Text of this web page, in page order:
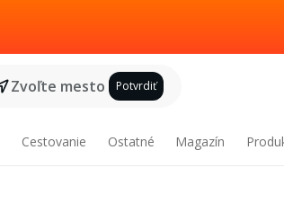
Zvoľte mesto Potvrdiť
Cestovanie Ostatné Magazín